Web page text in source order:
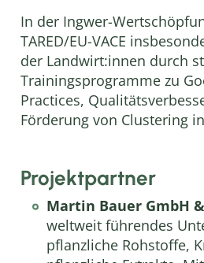
In der Ingwer-
TARED/EU-VACE
der Landwirt:innen durch
Trainingsprogramme zu
Practices,
Förderung von Clustering
Projektpartner
Martin Bauer GmbH &
weltweit führendes
pflanzliche Rohstoffe,